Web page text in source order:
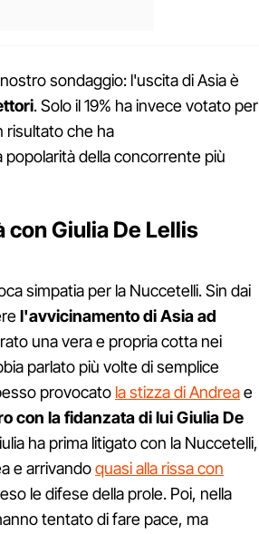
sondaggio: l'uscita di Asia è
. Solo il 19% ha invece votato per
risultato che ha
della concorrente più
Giulia De Lellis
simpatia per la Nuccetelli. Sin dai
l'avvicinamento di Asia ad
una vera e propria cotta nei
parlato più volte di semplice
provocato la stizza di Andreae
con la fidanzata di lui Giulia De
ha prima litigato con la Nuccetelli,
e arrivandoquasi alla rissa con
le difese della prole. Poi, nella
tentato di fare pace, ma